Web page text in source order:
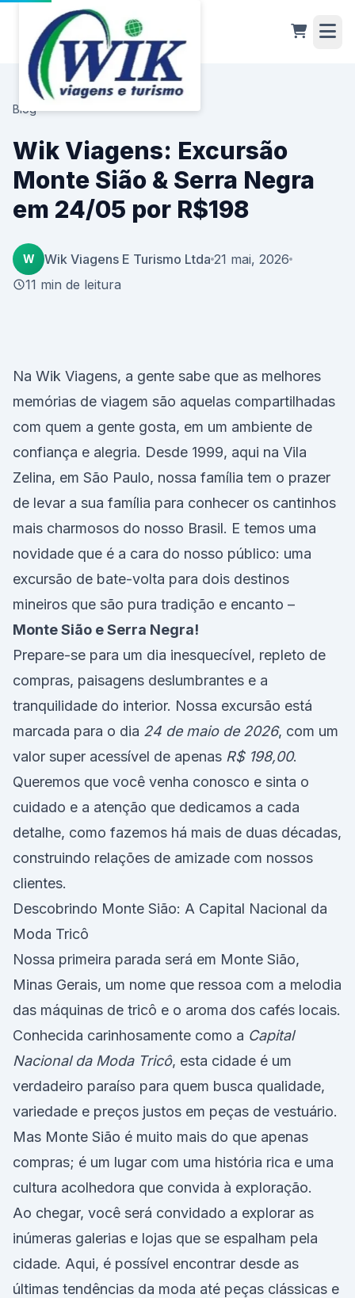
Blog
Wik Viagens: Excursão
Monte Sião & Serra Negra
em 24/05 por R$198
W Wik Viagens E Turismo Ltda 21 mai, 2026
11 min de leitura
Na Wik Viagens, a gente sabe que as melhores
memórias de viagem são aquelas compartilhadas
com quem a gente gosta, em um ambiente de
confiança e alegria. Desde 1999, aqui na Vila
Zelina, em São Paulo, nossa família tem o prazer
de levar a sua família para conhecer os cantinhos
mais charmosos do nosso Brasil. E temos uma
novidade que é a cara do nosso público: uma
excursão de bate-volta para dois destinos
mineiros que são pura tradição e encanto –
Monte Sião e Serra Negra!
Prepare-se para um dia inesquecível, repleto de
compras, paisagens deslumbrantes e a
tranquilidade do interior. Nossa excursão está
marcada para o dia 24 de maio de 2026, com um
valor super acessível de apenas R$ 198,00.
Queremos que você venha conosco e sinta o
cuidado e a atenção que dedicamos a cada
detalhe, como fazemos há mais de duas décadas,
construindo relações de amizade com nossos
clientes.
Descobrindo Monte Sião: A Capital Nacional da
Moda Tricô
Nossa primeira parada será em Monte Sião,
Minas Gerais, um nome que ressoa com a melodia
das máquinas de tricô e o aroma dos cafés locais.
Conhecida carinhosamente como a Capital
Nacional da Moda Tricô, esta cidade é um
verdadeiro paraíso para quem busca qualidade,
variedade e preços justos em peças de vestuário.
Mas Monte Sião é muito mais do que apenas
compras; é um lugar com uma história rica e uma
cultura acolhedora que convida à exploração.
Ao chegar, você será convidado a explorar as
inúmeras galerias e lojas que se espalham pela
cidade. Aqui, é possível encontrar desde as
últimas tendências da moda até peças clássicas e